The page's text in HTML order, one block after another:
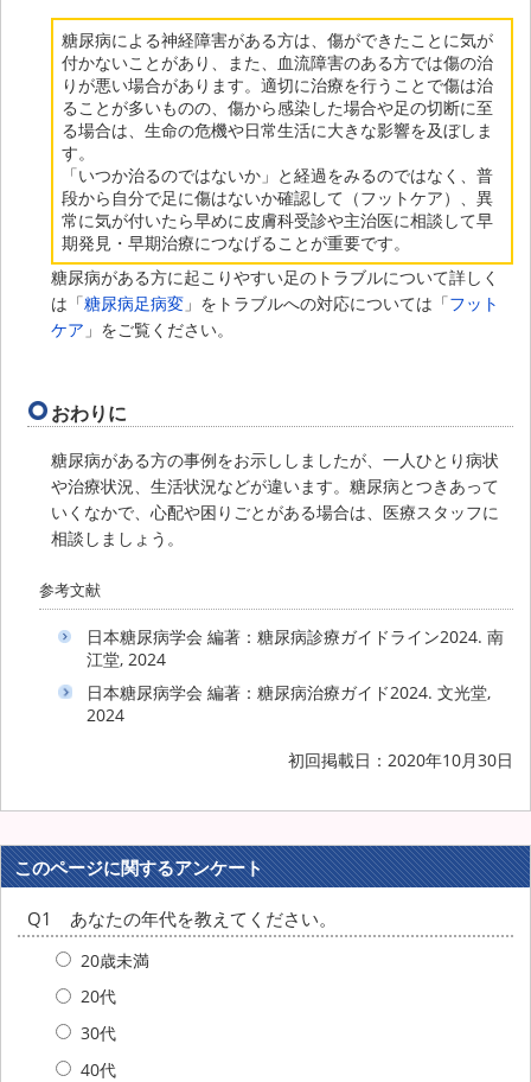
糖尿病による神経障害がある方は、傷ができたことに気が
付かないことがあり、また、血流障害のある方では傷の治
りが悪い場合があります。適切に治療を行うことで傷は治
ることが多いものの、傷から感染した場合や足の切断に至
る場合は、生命の危機や日常生活に大きな影響を及ぼしま
す。
「いつか治るのではないか」と経過をみるのではなく、普
段から自分で足に傷はないか確認して（フットケア）、異
常に気が付いたら早めに皮膚科受診や主治医に相談して早
期発見・早期治療につなげることが重要です。
糖尿病がある方に起こりやすい足のトラブルについて詳しく
は「糖尿病足病変 」をトラブルへの対応については「フット
ケア 」をご覧ください。
おわりに
糖尿病がある方の事例をお示ししましたが、一人ひとり病状
や治療状況、生活状況などが違います。糖尿病とつきあって
いくなかで、心配や困りごとがある場合は、医療スタッフに
相談しましょう。
参考文献
日本糖尿病学会 編著：糖尿病診療ガイドライン2024. 南
江堂, 2024
日本糖尿病学会 編著：糖尿病治療ガイド2024. 文光堂,
2024
初回掲載日：2020年10月30日
このページに関するアンケート
Q1 あなたの年代を教えてください。
20歳未満
20代
30代
40代